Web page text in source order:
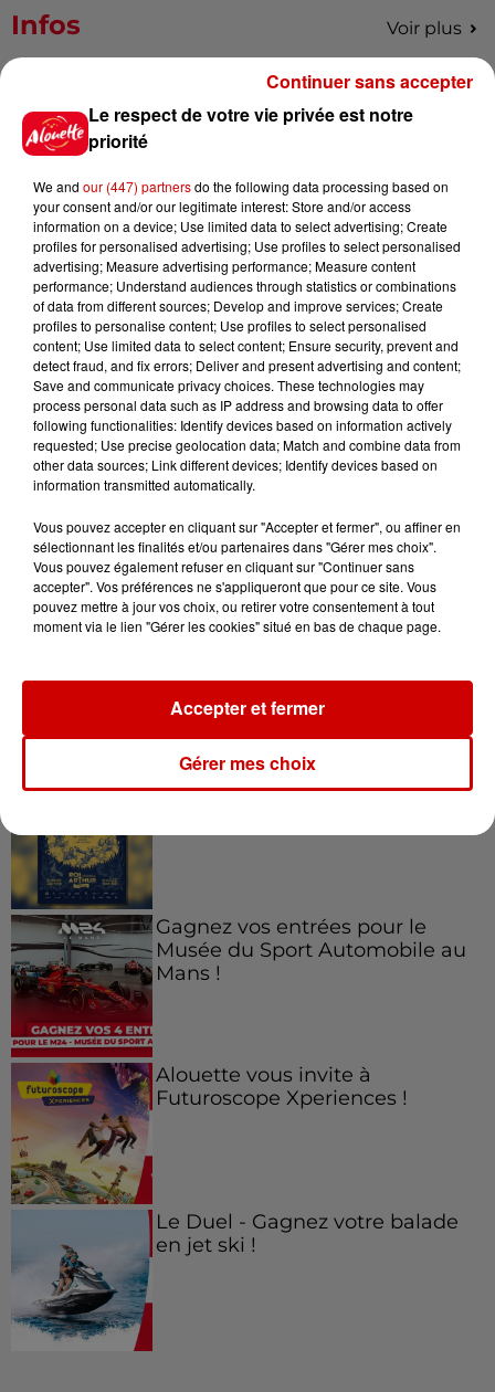
Infos Voir plus
À LA UNE : professeur
condamné, repreneurs pour
11h01
Un professeur du Maine-et-Loire
condamné pour des échanges...
10h10
Duralex : trois repreneurs
potentiels
7h03
Deux-Sèvres : le Citroën C15 a le
droit à son festival
Gagnez vos entrées pour le
Musée du Sport Automobile au
Mans !
Alouette vous invite à
Futuroscope Xperiences !
Le Duel - Gagnez votre balade
en jet ski !
Le respect de votre vie privée est notre
priorité
We and our (447) partnersdo the following data processing based on
your consent and/or our legitimate interest: Store and/or access
information on a device; Use limited data to select advertising; Create
profiles for personalised advertising; Use profiles to select personalised
advertising; Measure advertising performance; Measure content
performance; Understand audiences through statistics or combinations
of data from different sources; Develop and improve services; Create
profiles to personalise content; Use profiles to select personalised
content; Use limited data to select content; Ensure security, prevent and
detect fraud, and fix errors; Deliver and present advertising and content;
Save and communicate privacy choices. These technologies may
process personal data such as IP address and browsing data to offer
following functionalities: Identify devices based on information actively
requested; Use precise geolocation data; Match and combine data from
other data sources; Link different devices; Identify devices based on
information transmitted automatically.
Vous pouvez accepter en cliquant sur "Accepter et fermer", ou affiner en
sélectionnant les finalités et/ou partenaires dans "Gérer mes choix".
Vous pouvez également refuser en cliquant sur "Continuer sans
accepter". Vos préférences ne s'appliqueront que pour ce site. Vous
pouvez mettre à jour vos choix, ou retirer votre consentement à tout
moment via le lien "Gérer les cookies" situé en bas de chaque page.
Gérer mes choix
Accepter et fermer
Continuer sans accepter